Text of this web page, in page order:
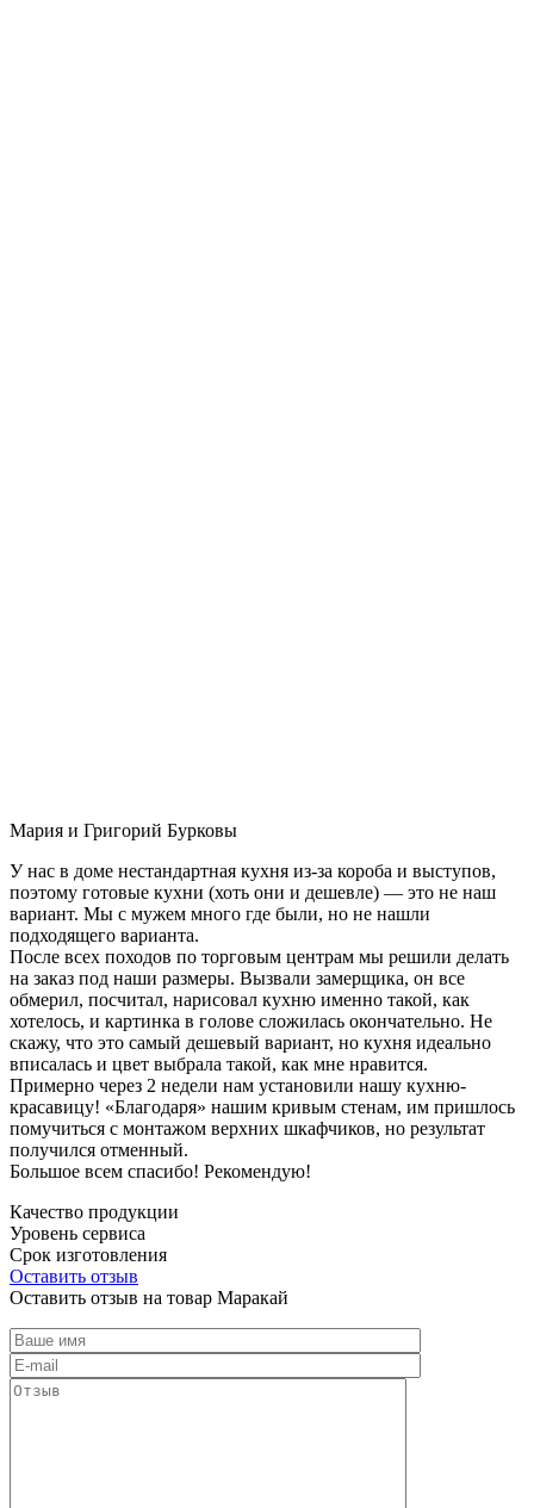
Мария и Григорий Бурковы
У нас в доме нестандартная кухня из-за короба и выступов,
поэтому готовые кухни (хоть они и дешевле) — это не наш
вариант. Мы с мужем много где были, но не нашли
подходящего варианта.
После всех походов по торговым центрам мы решили делать
на заказ под наши размеры. Вызвали замерщика, он все
обмерил, посчитал, нарисовал кухню именно такой, как
хотелось, и картинка в голове сложилась окончательно. Не
скажу, что это самый дешевый вариант, но кухня идеально
вписалась и цвет выбрала такой, как мне нравится.
Примерно через 2 недели нам установили нашу кухню-
красавицу! «Благодаря» нашим кривым стенам, им пришлось
помучиться с монтажом верхних шкафчиков, но результат
получился отменный.
Большое всем спасибо! Рекомендую!
Качество продукции
Уровень сервиса
Срок изготовления
Оставить отзыв
Оставить отзыв на товар Маракай